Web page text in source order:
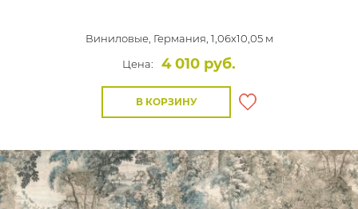
Виниловые, Германия, 1,06x10,05 м
Цена:
4 010 руб.
В КОРЗИНУ